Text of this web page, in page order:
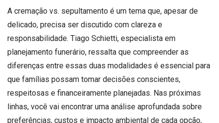
A cremação vs. sepultamento é um tema que, apesar de
delicado, precisa ser discutido com clareza e
responsabilidade. Tiago Schietti, especialista em
planejamento funerário, ressalta que compreender as
diferenças entre essas duas modalidades é essencial para
que famílias possam tomar decisões conscientes,
respeitosas e financeiramente planejadas. Nas próximas
linhas, você vai encontrar uma análise aprofundada sobre
preferências, custos e impacto ambiental de cada opção,